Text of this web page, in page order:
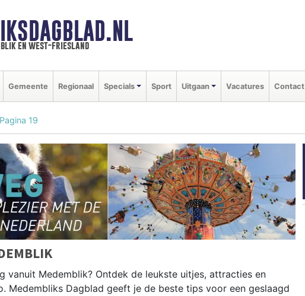
en west-friesland
Gemeente Regionaal Specials Sport Uitgaan Vacatures Contact
Pagina 19
vanuit Medemblik? Ontdek de leukste uitjes, attracties en
Medembliks Dagblad geeft je de beste tips voor een geslaagd